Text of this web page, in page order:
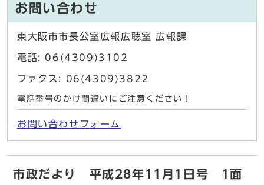
お問い合わせ
東大阪市市長公室広報広聴室 広報課
電話: 06(4309)3102
ファクス: 06(4309)3822
電話番号のかけ間違いにご注意ください！
お問い合わせフォーム
市政だより 平成28年11月1日号 1面